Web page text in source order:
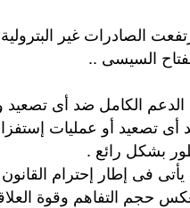
الصادرات غير البترولية
السيسى ..
الدعم الكامل ضد أى
تصعيد أو عمليات
بشكل رائع .
فى إطار إحترام القانون
حجم التفاهم وقوة